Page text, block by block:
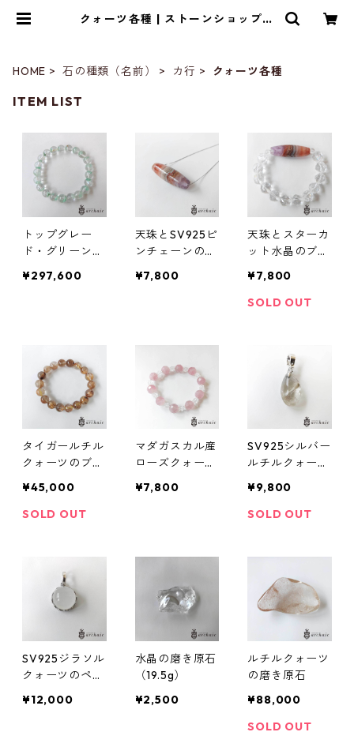
クォーツ各種 | ストーンショップア
HOME 石の種類（名前） カ行 クォーツ各種
ITEM LIST
トップグレー
ド・グリーンフ
スレット(9mm)
¥297,600
天珠とSV925ピ
ンチェーンのシ
ス
¥7,800
天珠とスターカ
ット水晶のブレ
¥7,800
SOLD OUT
タイガールチル
クォーツのブレ
¥45,000
SOLD OUT
マダガスカル産
ローズクォーツ
レット
¥7,800
SV925シルバー
ルチルクォーツ
ダントトップ
¥9,800
SOLD OUT
SV925ジラソル
クォーツのペン
¥12,000
水晶の磨き原石
（19.5g）
¥2,500
ルチルクォーツ
の磨き原石
¥88,000
SOLD OUT